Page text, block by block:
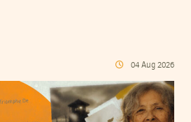
04 Aug 2026